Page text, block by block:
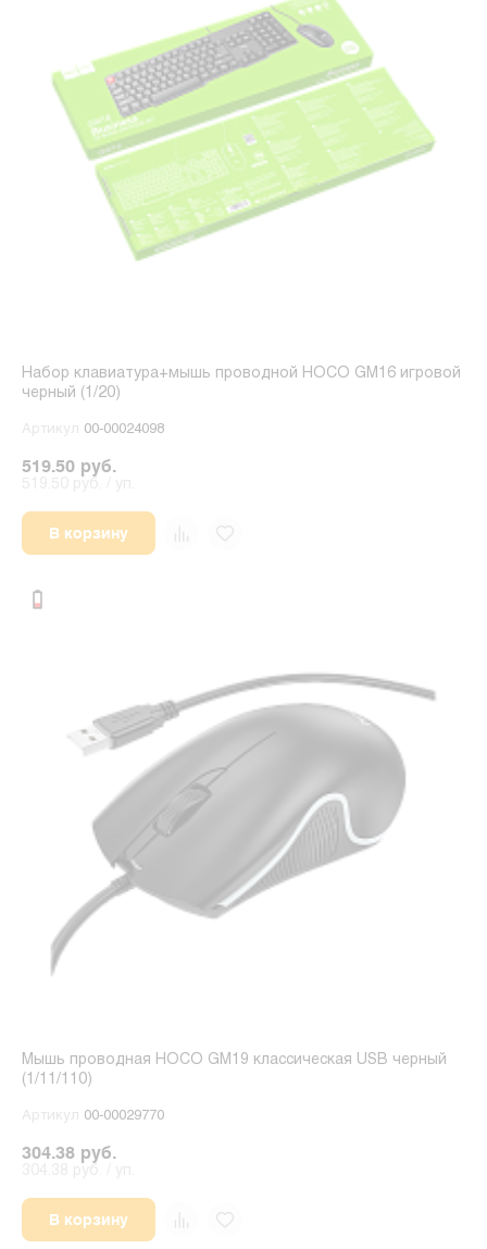
Набор клавиатура+мышь проводной HOCO GM16 игровой
черный (1/20)
Артикул 00-00024098
519.50 руб.
В корзину
Мышь проводная HOCO GM19 классическая USB черный
(1/11/110)
Артикул 00-00029770
304.38 руб.
В корзину